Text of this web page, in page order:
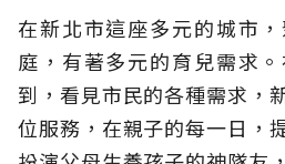
在新北市這座多元的城市
庭，有著多元的育兒需求
到，看見市民的各種需求，
位服務，在親子的每一日，